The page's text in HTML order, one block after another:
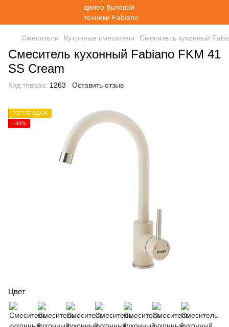
Смесители Кухонные смесители Смеситель кухонный
Смеситель кухонный Fabiano FKM 41
SS Cream
Код товара: 1263 Оставить отзыв
ТОП ПРОДАЖ
−30%
Цвет